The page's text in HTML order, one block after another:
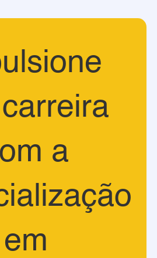
a
em